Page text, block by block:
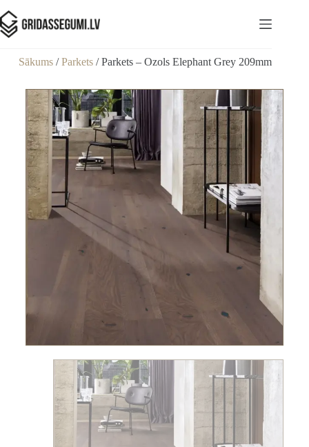
Sākums/Parkets/ Parkets – Ozols Elephant Grey 209mm